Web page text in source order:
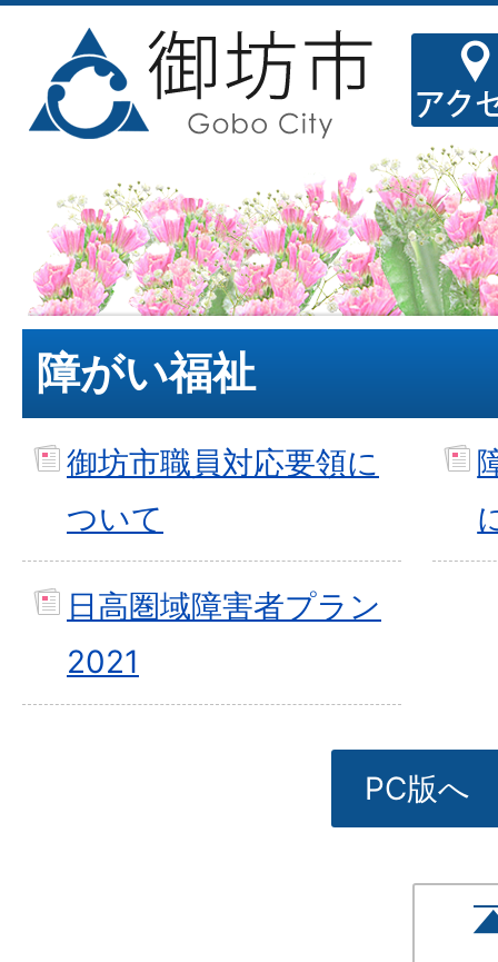
障がい福祉
御坊市職員対応要領に
ついて
日高圏域障害者プラン
2021
PC版へ